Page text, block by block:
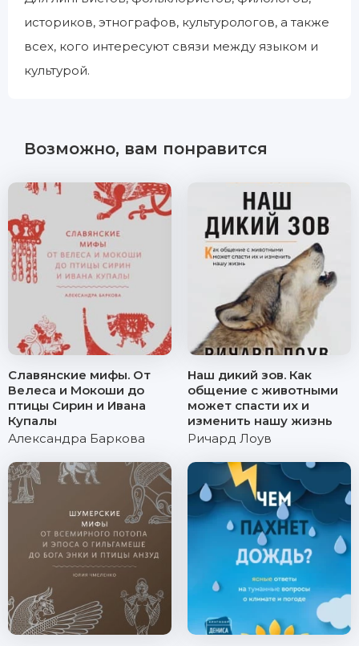
историков, этнографов, культурологов, а также
всех, кого интересуют связи между языком и
культурой.
Возможно, вам понравится
Славянские мифы. От
Велеса и Мокоши до
птицы Сирин и Ивана
Купалы
Александра Баркова
Наш дикий зов. Как
общение с животными
может спасти их и
изменить нашу жизнь
Ричард Лоув